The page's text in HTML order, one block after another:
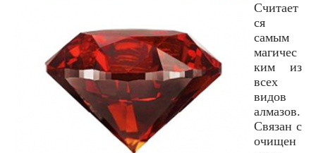
Считает
ся
самым
магичес
ким из
всех
видов
алмазов.
Связан с
очищен